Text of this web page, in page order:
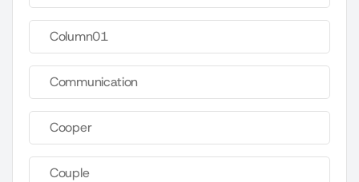
Column01
Communication
Cooper
Couple